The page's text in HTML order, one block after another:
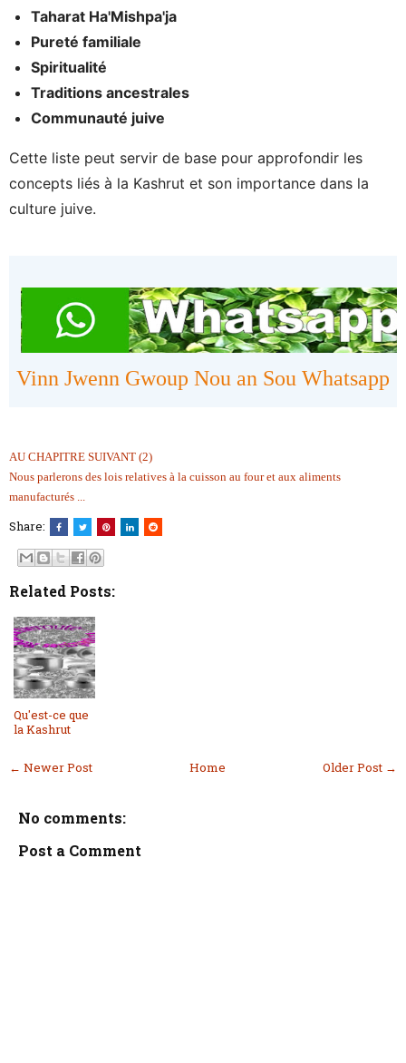
Taharat Ha'Mishpa'ja
Pureté familiale
Spiritualité
Traditions ancestrales
Communauté juive
Cette liste peut servir de base pour approfondir les
concepts liés à la Kashrut et son importance dans la
culture juive.
Vinn Jwenn Gwoup Nou an Sou Whatsapp
AU CHAPITRE SUIVANT (2)
Nous parlerons des lois relatives à la cuisson au four et aux aliments
manufacturés ...
Share:
Related Posts:
Qu'est-ce que
la Kashrut
← Newer Post Older Post →
Home
No comments:
Post a Comment